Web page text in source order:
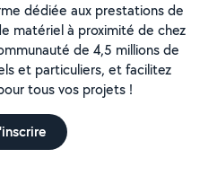
dédiée aux prestations de
matériel à proximité de chez
de 4,5 millions de
et particuliers, et facilitez
tous vos projets !